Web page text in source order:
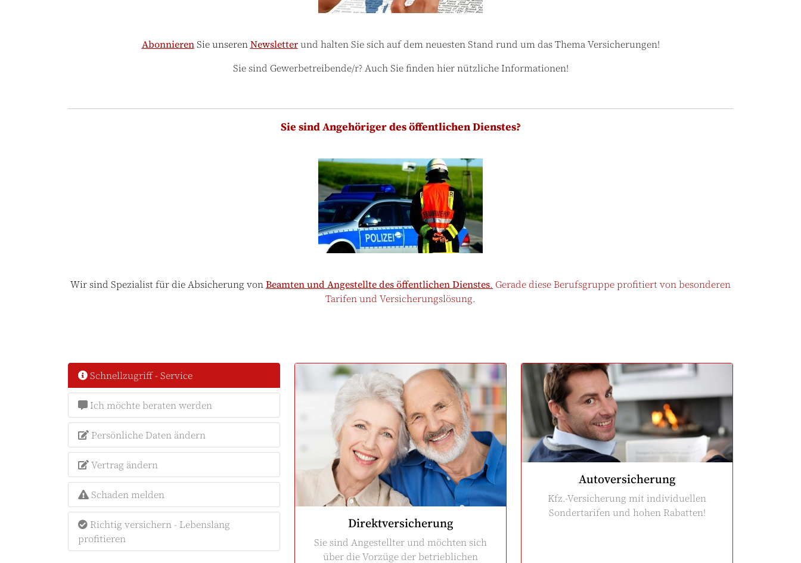
AbonnierenSie unserenNewsletterund halten Sie sich auf dem neuesten Stand rund um das Thema Versicherungen!
Sie sind Gewerbetreibende/r? Auch Sie finden hier nützliche Informationen!
Sie sind Angehöriger des öffentlichen Dienstes?
Wir sind Spezialist für die Absicherung vonBeamten und Angestellte des öffentlichen Dienstes. Gerade diese Berufsgruppe profitiert von besonderen
Tarifen und Versicherungslösung.
Schnellzugriff - Service
Ich möchte beraten werden
Persönliche Daten ändern
Vertrag ändern
Schaden melden
Richtig versichern - Lebenslang
profitieren
Direktversicherung
Sie sind Angestellter und möchten sich
über die Vorzüge der betrieblichen
Autoversicherung
Kfz.-Versicherung mit individuellen
Sondertarifen und hohen Rabatten!